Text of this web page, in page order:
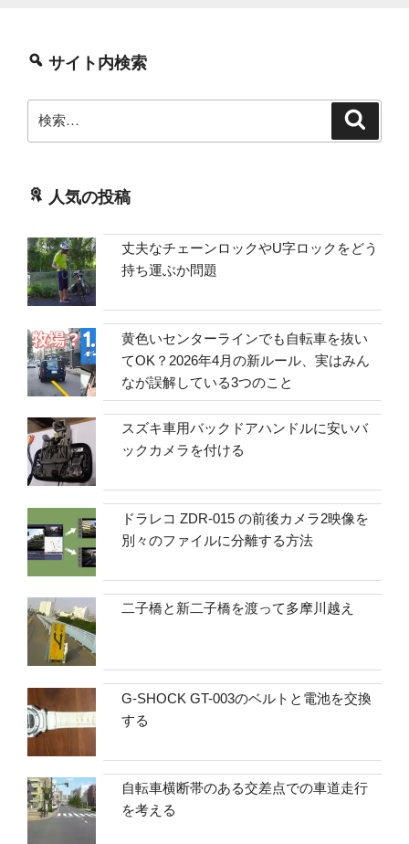
サイト内検索
索:
人気の投稿
丈夫なチェーンロックやU字ロックをどう
持ち運ぶか問題
黄色いセンターラインでも自転車を抜い
てOK？2026年4月の新ルール、実はみん
なが誤解している3つのこと
スズキ車用バックドアハンドルに安いバ
ックカメラを付ける
ドラレコ ZDR-015 の前後カメラ2映像を
別々のファイルに分離する方法
二子橋と新二子橋を渡って多摩川越え
G-SHOCK GT-003のベルトと電池を交換
する
自転車横断帯のある交差点での車道走行
を考える